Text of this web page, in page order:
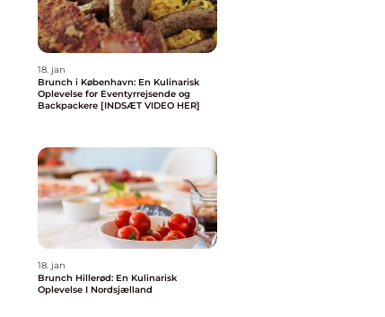
18. jan
Brunch i København: En Kulinarisk
Oplevelse for Eventyrrejsende og
Backpackere [INDSÆT VIDEO HER]
18. jan
Brunch Hillerød: En Kulinarisk
Oplevelse I Nordsjælland